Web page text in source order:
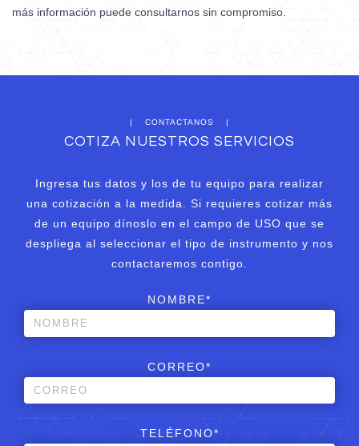
más información puede consultarnos sin compromiso.
CONTACTANOS
COTIZA NUESTROS SERVICIOS
Ingresa tus datos y los de tu equipo para realizar
una cotización a la medida. Si requieres cotizar más
de un equipo dínoslo en el campo de USO que se
despliega al seleccionar el tipo de instrumento y nos
contactaremos contigo.
NOMBRE*
CORREO*
TELÉFONO*